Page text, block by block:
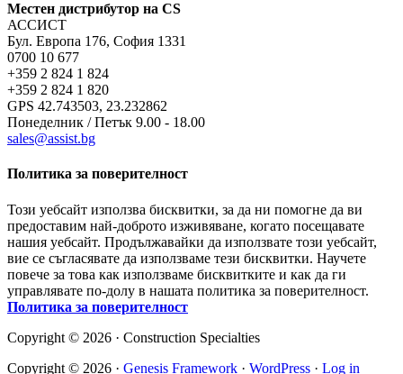
Местен дистрибутор на CS
АССИСТ
Бул. Европа 176, София 1331
0700 10 677
+359 2 824 1 824
+359 2 824 1 820
GPS 42.743503, 23.232862
Понеделник / Петък 9.00 - 18.00
sales@assist.bg
Политика за поверителност
Този уебсайт използва бисквитки, за да ни помогне да ви
предоставим най-доброто изживяване, когато посещавате
нашия уебсайт. Продължавайки да използвате този уебсайт,
вие се съгласявате да използваме тези бисквитки. Научете
повече за това как използваме бисквитките и как да ги
управлявате по-долу в нашата политика за поверителност.
Политика за поверителност
Copyright © 2026 · Construction Specialties
Copyright © 2026 · Genesis Framework · WordPress · Log in